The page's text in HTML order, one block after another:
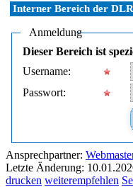
Interner Bereich der
Anmeldung
Dieser Bereich ist
Username:
Passwort:
Ansprechpartner:
Letzte Änderung:
drucken weiterempfehlen